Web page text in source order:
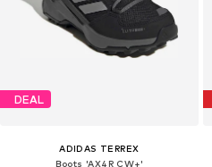
DEAL
ADIDAS TERREX
Boots 'AX4R CW+'